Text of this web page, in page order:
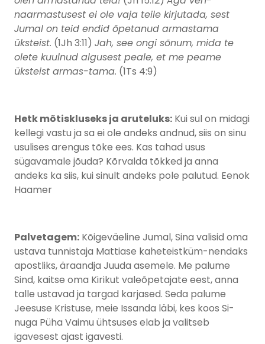
naarmastusest ei ole vaja teile kirjutada, sest
Jumal on teid endid õpetanud armastama
üksteist. (1Jh 3:11) Jah, see ongi sõnum, mida te
olete kuulnud algusest peale, et me peame
üksteist armas-tama. (1Ts 4:9)
Hetk mõtiskluseks ja aruteluks: Kui sul on midagi
kellegi vastu ja sa ei ole andeks andnud, siis on sinu
usulises arengus tõke ees. Kas tahad usus
sügavamale jõuda? Kõrvalda tõkked ja anna
andeks ka siis, kui sinult andeks pole palutud. Eenok
Haamer
Palvetagem: Kõigeväeline Jumal, Sina valisid oma
ustava tunnistaja Mattiase kaheteistküm-nendaks
apostliks, äraandja Juuda asemele. Me palume
Sind, kaitse oma Kirikut valeõpetajate eest, anna
talle ustavad ja targad karjased. Seda palume
Jeesuse Kristuse, meie Issanda läbi, kes koos Si-
nuga Püha Vaimu ühtsuses elab ja valitseb
igavesest ajast igavesti.